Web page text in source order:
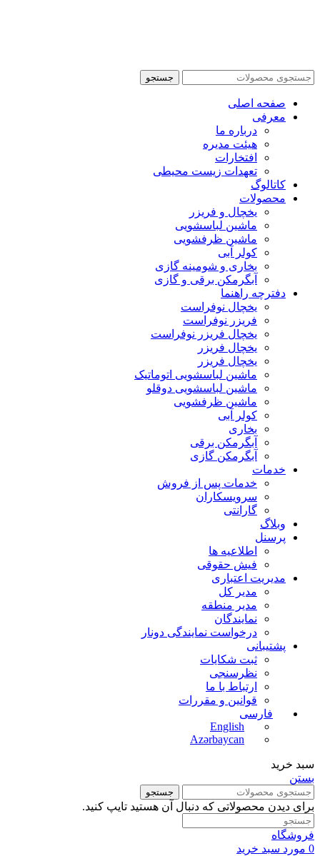
جستجو
صفحه اصلی
معرفی
درباره ما
هیئت مدیره
افتخارات
تعهدات زیست محیطی
کاتالوگ
محصولات
یخچال و فریزر
ماشین لباسشویی
ماشین ظرفشویی
کولر آبی
بخاری و شومینه گازی
آبگرمکن برقی و گازی
دفترچه راهنما
یخچال نوفراست
فریزر نوفراست
یخچال فریزر نوفراست
یخچال فریزر
یخچال فریزر
ماشین لباسشویی اتوماتیک
ماشین لباسشویی دوقلو
ماشین ظرفشویی
کولر آبی
بخاری
آبگرمکن برقی
آبگرمکن گازی
خدمات
خدمات پس از فروش
سرویسکاران
گارانتی
وبلاگ
پرسنل
اطلاعیه ها
فیش حقوقی
مدیریت اعتباری
مدیر کل
مدیر منطقه
نمایندگان
درخواست نمایندگی دونار
پشتیبانی
ثبت شکایات
نظرسنجی
ارتباط با ما
قوانین و مقررات
فارسی
English
Azərbaycan
سبد خرید
بستن
جستجو
برای دیدن محصولاتی که دنبال آن هستید تایپ کنید.
فروشگاه
0 مورد سبد خرید